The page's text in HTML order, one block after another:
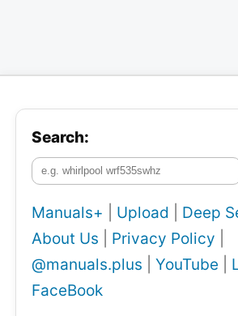
Search:
Manuals+ Upload Deep
About Us
Privacy Policy
@manuals.plus
YouTube
FaceBook